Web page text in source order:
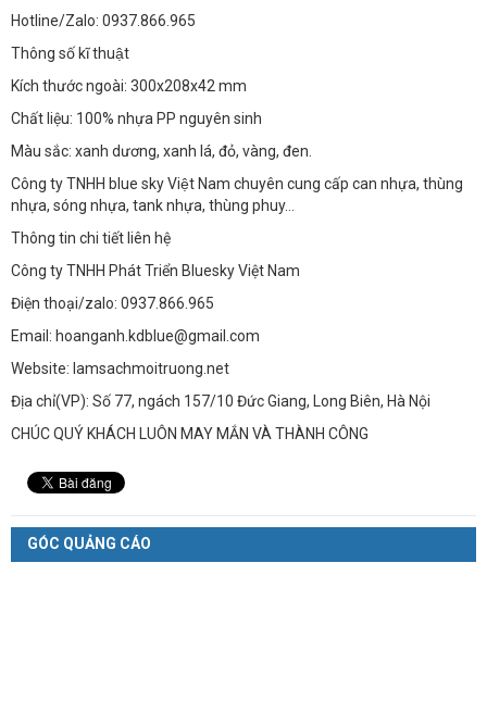
Hotline/Zalo: 0937.866.965
Thông số kĩ thuật
Kích thước ngoài: 300x208x42 mm
Chất liệu: 100% nhựa PP nguyên sinh
Màu sắc: xanh dương, xanh lá, đỏ, vàng, đen.
Công ty TNHH blue sky Việt Nam chuyên cung cấp can nhựa, thùng
nhựa, sóng nhựa, tank nhựa, thùng phuy…
Thông tin chi tiết liên hệ
Công ty TNHH Phát Triển Bluesky Việt Nam
Điện thoại/zalo: 0937.866.965
Email: hoanganh.kdblue@gmail.com
Website: lamsachmoitruong.net
Địa chỉ(VP): Số 77, ngách 157/10 Đức Giang, Long Biên, Hà Nội
CHÚC QUÝ KHÁCH LUÔN MAY MẮN VÀ THÀNH CÔNG
GÓC QUẢNG CÁO